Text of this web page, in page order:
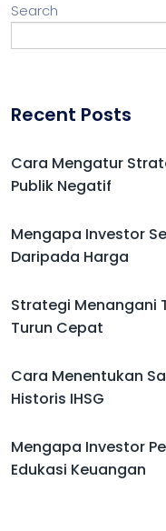
Search
Recent Posts
Cara Mengatur
Publik Negatif
Mengapa Investor
Daripada Harga
Strategi Menangani
Turun Cepat
Cara Menentukan
Historis IHSG
Mengapa Investor
Edukasi Keuangan